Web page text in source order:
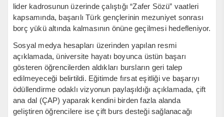
lider kadrosunun üzerinde çalıştığı “Zafer Sözü” vaatleri
kapsamında, başarılı Türk gençlerinin mezuniyet sonrası
borç yükü altında kalmasının önüne geçilmesi hedefleniyor.
Sosyal medya hesapları üzerinden yapılan resmi
açıklamada, üniversite hayatı boyunca üstün başarı
gösteren öğrencilerden aldıkları bursların geri talep
edilmeyeceği belirtildi. Eğitimde fırsat eşitliği ve başarıyı
ödüllendirme odaklı vizyonun paylaşıldığı açıklamada, çift
ana dal (ÇAP) yaparak kendini birden fazla alanda
geliştiren öğrencilere ise çift burs desteği sağlanacağı